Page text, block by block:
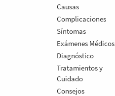
Causas
Complicaciones
Síntomas
Exámenes Médicos
Diagnóstico
Tratamientos y
Cuidado
Consejos